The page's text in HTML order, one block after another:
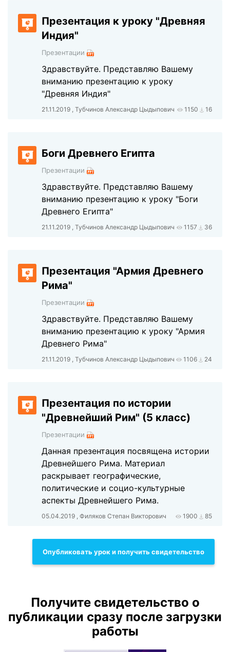
Презентация к уроку "Древняя
Индия"
Презентации
Здравствуйте. Представляю Вашему
вниманию презентацию к уроку
"Древняя Индия"
21.11.2019 , Тубчинов Александр Цыдыпович 1150 16
Боги Древнего Египта
Презентации
Здравствуйте. Представляю Вашему
вниманию презентацию к уроку "Боги
Древнего Египта"
21.11.2019 , Тубчинов Александр Цыдыпович 1157 36
Презентация "Армия Древнего
Рима"
Презентации
Здравствуйте. Представляю Вашему
вниманию презентацию к уроку "Армия
Древнего Рима"
21.11.2019 , Тубчинов Александр Цыдыпович 1106 24
Презентация по истории
"Древнейший Рим" (5 класс)
Презентации
Данная презентация посвящена истории
Древнейшего Рима. Материал
раскрывает географические,
политические и социо-культурные
аспекты Древнейшего Рима.
05.04.2019 , Филяков Степан Викторович 1900 85
Опубликовать урок и получить свидетельство
Получите свидетельство о
публикации сразу после загрузки
работы